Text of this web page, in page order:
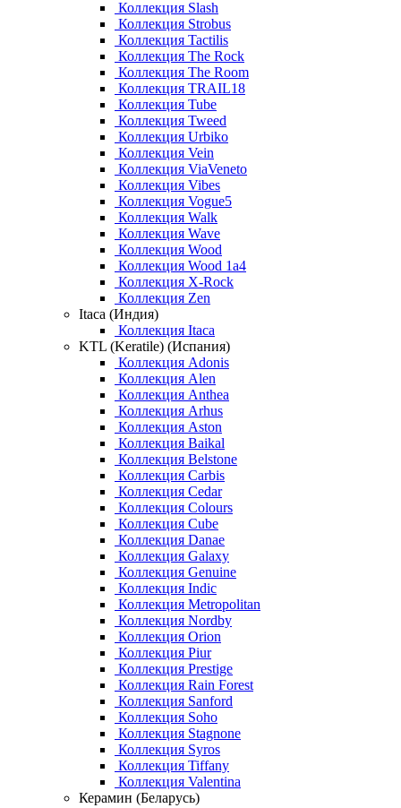
Коллекция Slash
Коллекция Strobus
Коллекция Tactilis
Коллекция The Rock
Коллекция The Room
Коллекция TRAIL18
Коллекция Tube
Коллекция Tweed
Коллекция Urbiko
Коллекция Vein
Коллекция ViaVeneto
Коллекция Vibes
Коллекция Vogue5
Коллекция Walk
Коллекция Wave
Коллекция Wood
Коллекция Wood 1a4
Коллекция X-Rock
Коллекция Zen
Itaca (Индия)
Коллекция Itaca
KTL (Keratile) (Испания)
Коллекция Adonis
Коллекция Alen
Коллекция Anthea
Коллекция Arhus
Коллекция Aston
Коллекция Baikal
Коллекция Belstone
Коллекция Carbis
Коллекция Cedar
Коллекция Colours
Коллекция Cube
Коллекция Danae
Коллекция Galaxy
Коллекция Genuine
Коллекция Indic
Коллекция Metropolitan
Коллекция Nordby
Коллекция Orion
Коллекция Piur
Коллекция Prestige
Коллекция Rain Forest
Коллекция Sanford
Коллекция Soho
Коллекция Stagnone
Коллекция Syros
Коллекция Tiffany
Коллекция Valentina
Керамин (Беларусь)